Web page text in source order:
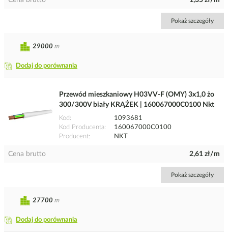
Pokaż szczegóły
Dodaj do porównania
29000 m
Przewód mieszkaniowy H03VV-F (OMY) 3x1,0 żo
300/300V biały KRĄŻEK | 160067000C0100 Nkt
Kod
1093681
Kod Producenta
160067000C0100
Producent
NKT
Cena brutto 2,61 zł/m
Pokaż szczegóły
Dodaj do porównania
27700 m